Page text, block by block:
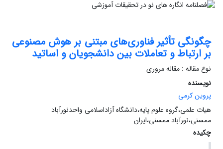
چگونگی تأثیر فناوری‌های مبتنی بر هوش مصنوعی
بر ارتباط و تعاملات بین دانشجویان و اساتید
نوع مقاله : مقاله مروری
نویسنده
پروین کرمی
هیات علمی،گروه علوم پایه،دانشگاه آزاداسلامی واحدنورآباد
ممسنی،نورآباد ممسنی،ایران
چکیده